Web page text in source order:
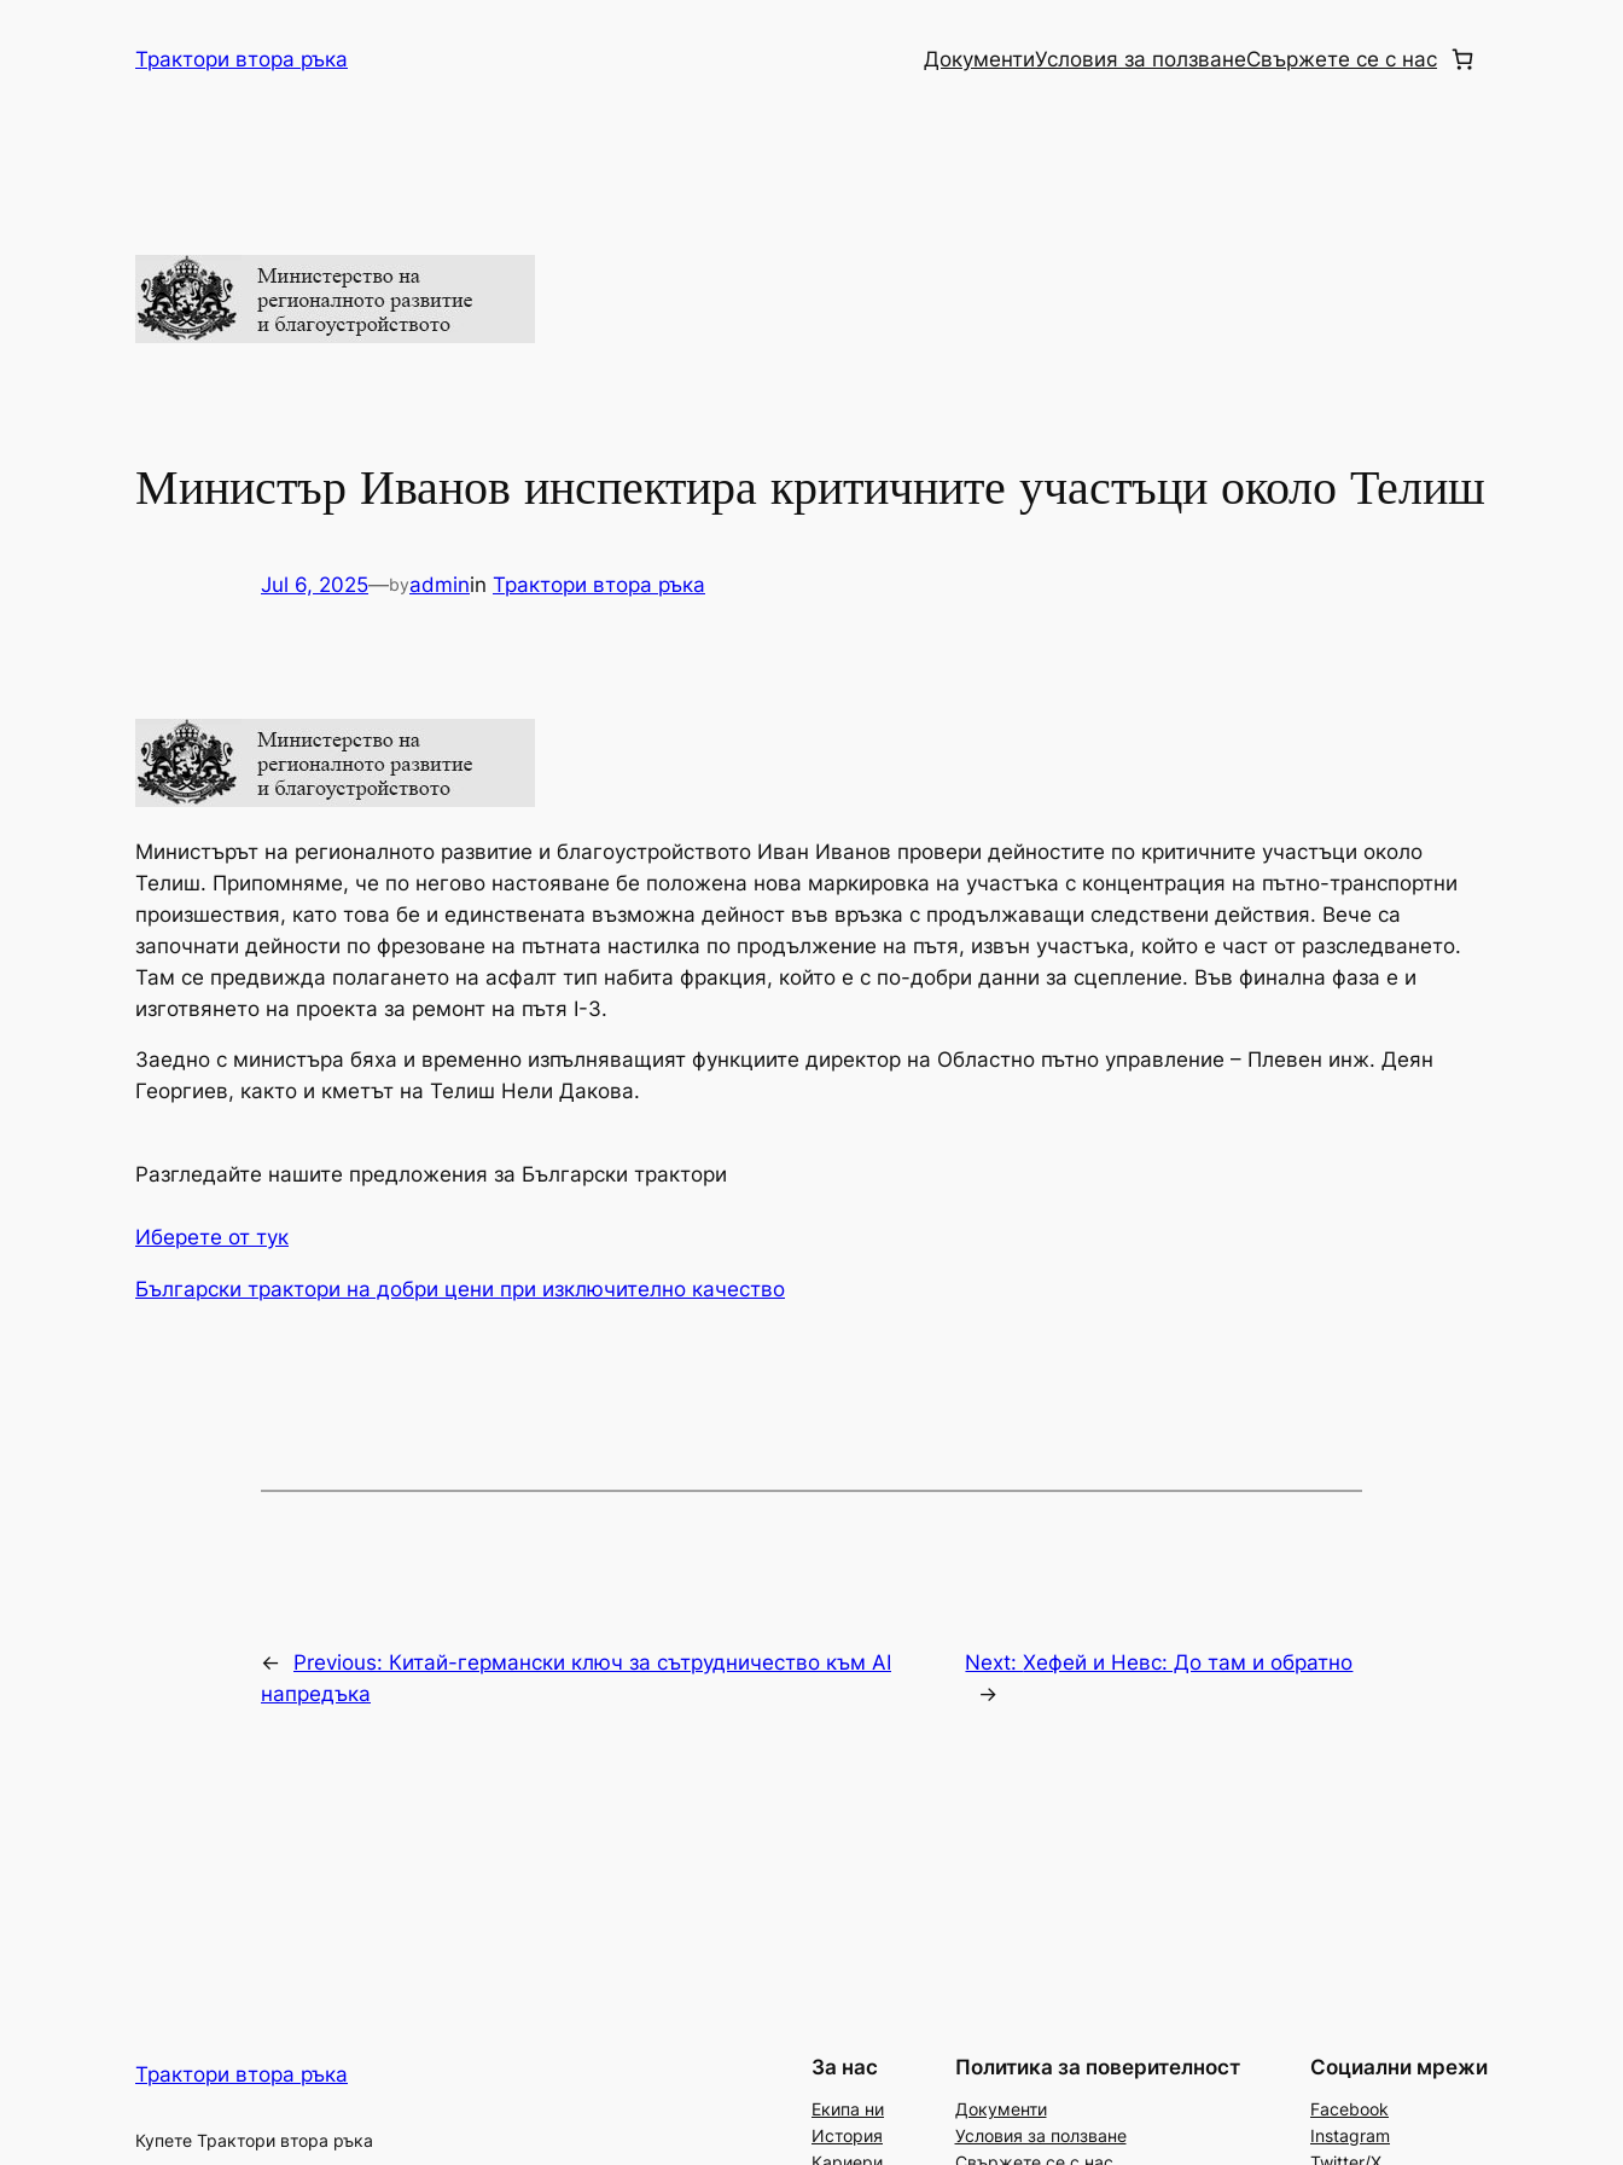
Трактори втора ръка ДокументиУсловия за ползванеСвържете се с нас
Министър Иванов инспектира критичните участъци около Телиш
Jul 6, 2025—byadminin Трактори втора ръка
Министърът на регионалното развитие и благоустройството Иван Иванов провери дейностите по критичните участъци около
Телиш. Припомняме, че по негово настояване бе положена нова маркировка на участъка с концентрация на пътно-транспортни
произшествия, като това бе и единствената възможна дейност във връзка с продължаващи следствени действия. Вече са
започнати дейности по фрезоване на пътната настилка по продължение на пътя, извън участъка, който е част от разследването.
Там се предвижда полагането на асфалт тип набита фракция, който е с по-добри данни за сцепление. Във финална фаза е и
изготвянето на проекта за ремонт на пътя I-3.
Заедно с министъра бяха и временно изпълняващият функциите директор на Областно пътно управление – Плевен инж. Деян
Георгиев, както и кметът на Телиш Нели Дакова.
Разгледайте нашите предложения за Български трактори
Иберете от тук
Български трактори на добри цени при изключително качество
← Previous: Китай-германски ключ за сътрудничество към AI
напредъка
Next:Хефей и Невс: До там и обратно
→
Трактори втора ръка
Купете Трактори втора ръка
За нас
Екипа ни
История
Политика за поверителност
Документи
Условия за ползване
Социални мрежи
Facebook
Instagram